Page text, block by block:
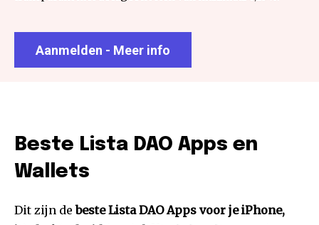
Aanmelden - Meer info
Beste Lista DAO Apps en
Wallets
Dit zijn debeste Lista DAO Apps voor je iPhone,